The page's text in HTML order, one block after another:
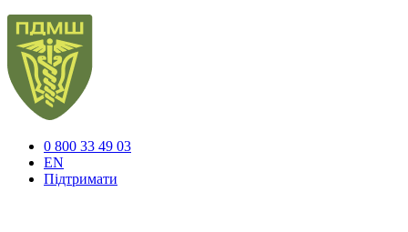
0 800 33 49 03
EN
Підтримати